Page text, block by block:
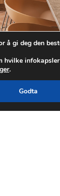
å gi deg den
hvilke
.
Godta